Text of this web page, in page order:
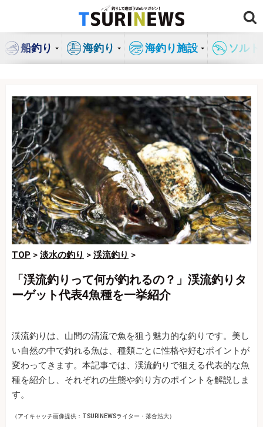
ン
船釣り 海釣り 海釣り施設 ソル
TOP > 淡水の釣り > 渓流釣り >
「渓流釣りって何が釣れるの？」渓流釣りタ
ーゲット代表4魚種を一挙紹介
渓流釣りは、山間の清流で魚を狙う魅力的な釣りです。美し
い自然の中で釣れる魚は、種類ごとに性格や好むポイントが
変わってきます。本記事では、渓流釣りで狙える代表的な魚
種を紹介し、それぞれの生態や釣り方のポイントを解説しま
す。
（アイキャッチ画像提供：TSURINEWSライター・落合浩大）